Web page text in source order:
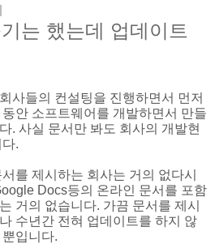
는 했는데 업데이트
사들의 컨설팅을 진행하면서 먼저
안 소프트웨어를 개발하면서 만들
. 사실 문서만 봐도 회사의 개발현
.
를 제시하는 회사는 거의 없다시
Docs등의 온라인 문서를 포함
거의 없습니다. 가끔 문서를 제시
수년간 전혀 업데이트를 하지 않
입니다.